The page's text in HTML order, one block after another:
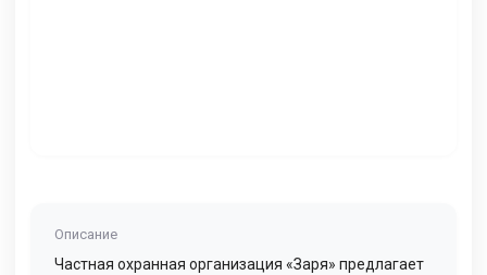
Описание
Частная охранная организация «Заря» предлагает